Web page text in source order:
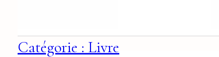
Catégorie : Livre